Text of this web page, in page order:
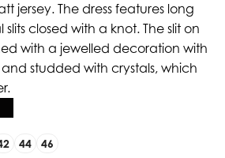
jersey. The dress features long
closed with a knot. The slit on
with a jewelled decoration with
studded with crystals, which
44 46